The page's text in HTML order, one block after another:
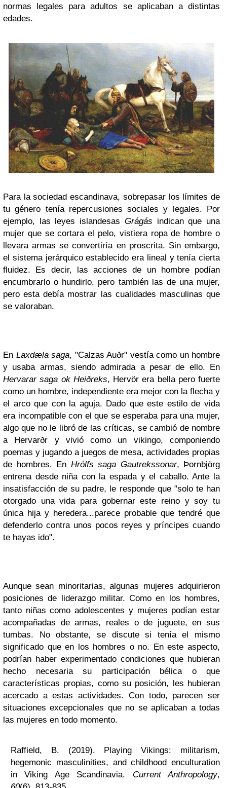
normas legales para adultos se aplicaban a distintas
edades.
Para la sociedad escandinava, sobrepasar los límites de
tu género tenía repercusiones sociales y legales. Por
ejemplo, las leyes islandesas Grágás indican que una
mujer que se cortara el pelo, vistiera ropa de hombre o
llevara armas se convertiría en proscrita. Sin embargo,
el sistema jerárquico establecido era lineal y tenía cierta
fluidez. Es decir, las acciones de un hombre podían
encumbrarlo o hundirlo, pero también las de una mujer,
pero esta debía mostrar las cualidades masculinas que
se valoraban.
En Laxdæla saga, "Calzas Auðr" vestía como un hombre
y usaba armas, siendo admirada a pesar de ello. En
Hervarar saga ok Heiðreks, Hervör era bella pero fuerte
como un hombre, independiente era mejor con la flecha y
el arco que con la aguja. Dado que este estilo de vida
era incompatible con el que se esperaba para una mujer,
algo que no le libró de las críticas, se cambió de nombre
a Hervarðr y vivió como un vikingo, componiendo
poemas y jugando a juegos de mesa, actividades propias
de hombres. En Hrólfs saga Gautrekssonar, Ϸornbjörg
entrena desde niña con la espada y el caballo. Ante la
insatisfacción de su padre, le responde que "solo te han
otorgado una vida para gobernar este reino y soy tu
única hija y heredera...parece probable que tendré que
defenderlo contra unos pocos reyes y príncipes cuando
te hayas ido".
Aunque sean minoritarias, algunas mujeres adquirieron
posiciones de liderazgo militar. Como en los hombres,
tanto niñas como adolescentes y mujeres podían estar
acompañadas de armas, reales o de juguete, en sus
tumbas. No obstante, se discute si tenía el mismo
significado que en los hombres o no. En este aspecto,
podrían haber experimentado condiciones que hubieran
hecho necesaria su participación bélica o que
características propias, como su posición, les hubieran
acercado a estas actividades. Con todo, parecen ser
situaciones excepcionales que no se aplicaban a todas
las mujeres en todo momento.
Raffield, B. (2019). Playing Vikings: militarism,
hegemonic masculinities, and childhood enculturation
in Viking Age Scandinavia. Current Anthropology,